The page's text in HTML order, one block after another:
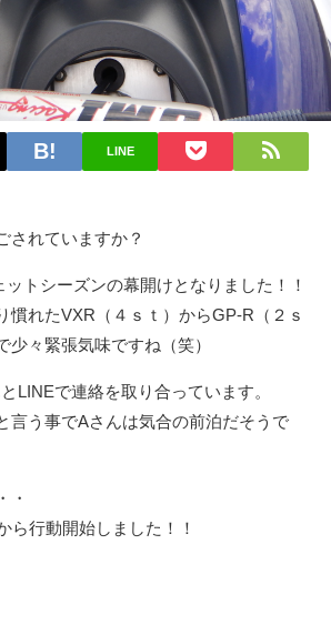
LINE
されていますか？
トシーズンの幕開けとなりました！！
慣れたVXR（４ｓｔ）からGP-R（２ｓ
少々緊張気味ですね（笑）
LINEで連絡を取り合っています。
言う事でAさんは気合の前泊だそうで
・
ら行動開始しました！！